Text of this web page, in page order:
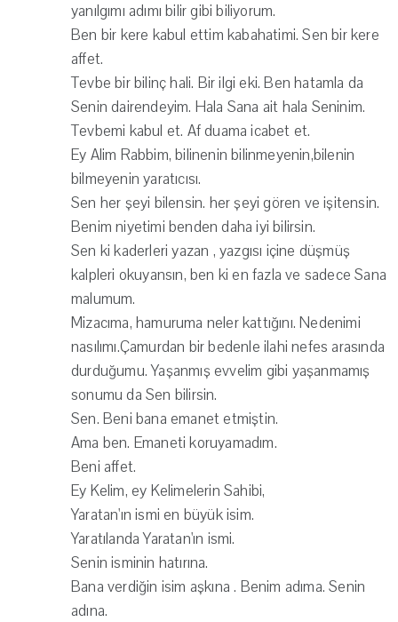
yanılgımı adımı bilir gibi biliyorum.
Ben bir kere kabul ettim kabahatimi. Sen bir kere
affet.
Tevbe bir bilinç hali. Bir ilgi eki. Ben hatamla da
Senin dairendeyim. Hala Sana ait hala Seninim.
Tevbemi kabul et. Af duama icabet et.
Ey Alim Rabbim, bilinenin bilinmeyenin,bilenin
bilmeyenin yaratıcısı.
Sen her şeyi bilensin. her şeyi gören ve işitensin.
Benim niyetimi benden daha iyi bilirsin.
Sen ki kaderleri yazan , yazgısı içine düşmüş
kalpleri okuyansın, ben ki en fazla ve sadece Sana
malumum.
Mizacıma, hamuruma neler kattığını. Nedenimi
nasılımı.Çamurdan bir bedenle ilahi nefes arasında
durduğumu. Yaşanmış evvelim gibi yaşanmamış
sonumu da Sen bilirsin.
Sen. Beni bana emanet etmiştin.
Ama ben. Emaneti koruyamadım.
Beni affet.
Ey Kelim, ey Kelimelerin Sahibi,
Yaratan'ın ismi en büyük isim.
Yaratılanda Yaratan'ın ismi.
Senin isminin hatırına.
Bana verdiğin isim aşkına . Benim adıma. Senin
adına.